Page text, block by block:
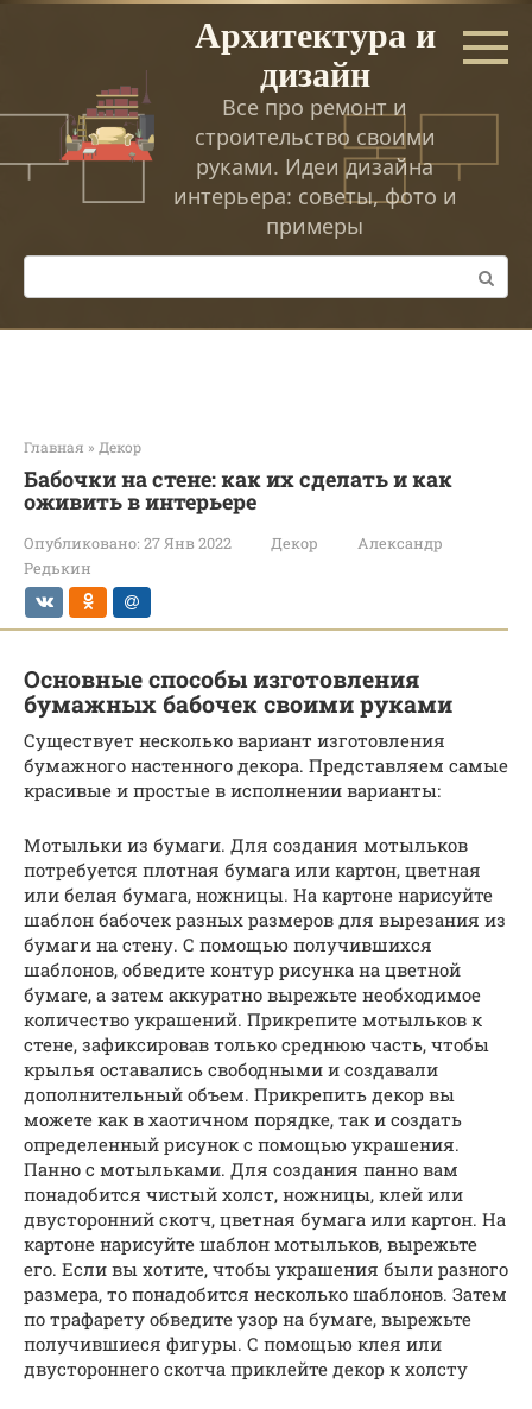
Перейти
Архитектура и
дизайн
Все про ремонт и
строительство своими
руками. Идеи дизайна
интерьера: советы, фото и
примеры
Поиск:
Главная » Декор
Бабочки на стене: как их сделать и как
оживить в интерьере
Опубликовано: 27 Янв 2022 Декор
Александр
Редькин
Основные способы изготовления
бумажных бабочек своими руками
Существует несколько вариант изготовления
бумажного настенного декора. Представляем самые
красивые и простые в исполнении варианты:
Мотыльки из бумаги. Для создания мотыльков
потребуется плотная бумага или картон, цветная
или белая бумага, ножницы. На картоне нарисуйте
шаблон бабочек разных размеров для вырезания из
бумаги на стену. С помощью получившихся
шаблонов, обведите контур рисунка на цветной
бумаге, а затем аккуратно вырежьте необходимое
количество украшений. Прикрепите мотыльков к
стене, зафиксировав только среднюю часть, чтобы
крылья оставались свободными и создавали
дополнительный объем. Прикрепить декор вы
можете как в хаотичном порядке, так и создать
определенный рисунок с помощью украшения.
Панно с мотыльками. Для создания панно вам
понадобится чистый холст, ножницы, клей или
двусторонний скотч, цветная бумага или картон. На
картоне нарисуйте шаблон мотыльков, вырежьте
его. Если вы хотите, чтобы украшения были разного
размера, то понадобится несколько шаблонов. Затем
по трафарету обведите узор на бумаге, вырежьте
получившиеся фигуры. С помощью клея или
двустороннего скотча приклейте декор к холсту